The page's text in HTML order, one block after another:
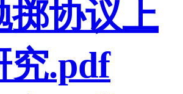
掷协议上
究.pdf